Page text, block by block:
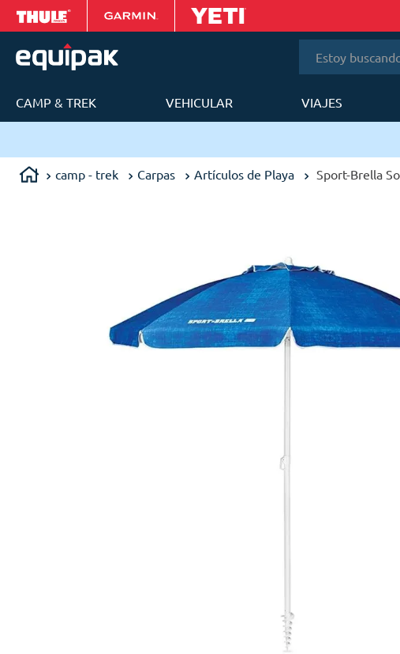
CAMP & TREK VEHICULAR VIAJES
Envíos en 24 a 48h en Lima
camp - trek Carpas Artículos de Playa Sport-Brella
Términos
2
6.